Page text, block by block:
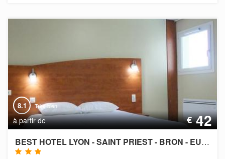
8.1 Très bien
à partir de €42
BEST HOTEL LYON - SAINT PRIEST - BRON - EUREXPO